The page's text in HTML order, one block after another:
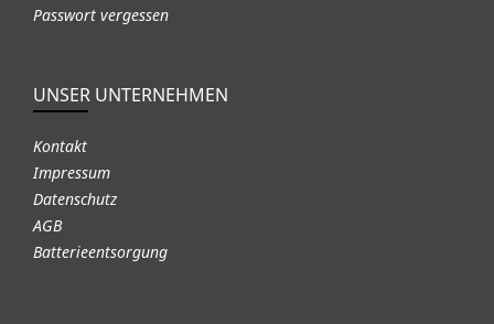
Passwort vergessen
UNSER UNTERNEHMEN
Kontakt
Impressum
Datenschutz
AGB
Batterieentsorgung